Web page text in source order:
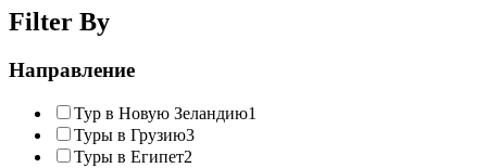
Filter By
Направление
Тур в Новую Зеландию1
Туры в Грузию3
Туры в Египет2